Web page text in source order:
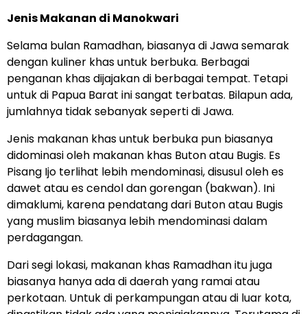
Jenis Makanan di Manokwari
Selama bulan Ramadhan, biasanya di Jawa semarak
dengan kuliner khas untuk berbuka. Berbagai
penganan khas dijajakan di berbagai tempat. Tetapi
untuk di Papua Barat ini sangat terbatas. Bilapun ada,
jumlahnya tidak sebanyak seperti di Jawa.
Jenis makanan khas untuk berbuka pun biasanya
didominasi oleh makanan khas Buton atau Bugis. Es
Pisang Ijo terlihat lebih mendominasi, disusul oleh es
dawet atau es cendol dan gorengan (bakwan). Ini
dimaklumi, karena pendatang dari Buton atau Bugis
yang muslim biasanya lebih mendominasi dalam
perdagangan.
Dari segi lokasi, makanan khas Ramadhan itu juga
biasanya hanya ada di daerah yang ramai atau
perkotaan. Untuk di perkampungan atau di luar kota,